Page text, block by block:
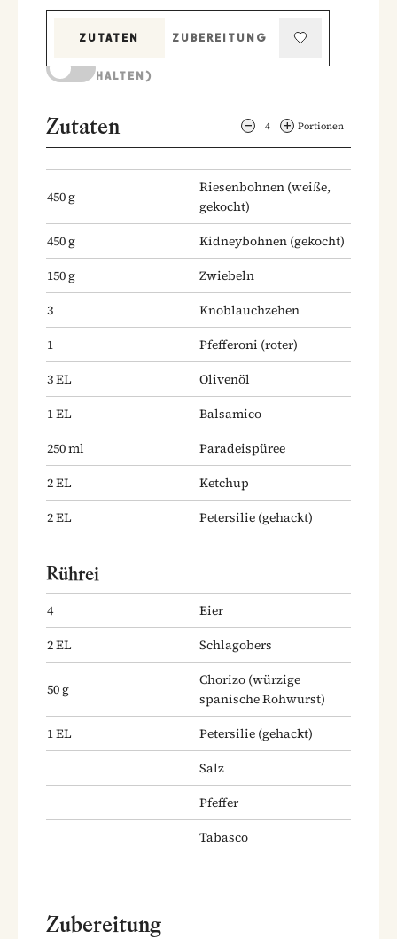
ZUTATEN
ZUBEREITUNG
HALTEN)
Zutaten 4 Portionen
450g
Riesenbohnen (weiße,
gekocht)
450g Kidneybohnen (gekocht)
150g
Zwiebeln
3
Knoblauchzehen
1
Pfefferoni (roter)
3EL
Olivenöl
1EL
Balsamico
250ml
Paradeispüree
2EL
Ketchup
2EL Petersilie (gehackt)
Rührei
4
Eier
2EL Schlagobers
50g
Chorizo (würzige
spanische Rohwurst)
1EL Petersilie (gehackt)
Salz
Pfeffer
Tabasco
Zubereitung